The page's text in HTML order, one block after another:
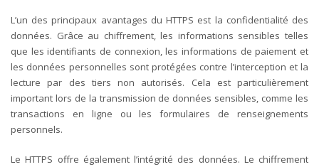
L’un des principaux avantages du HTTPS est la confidentialité des
données. Grâce au chiffrement, les informations sensibles telles
que les identifiants de connexion, les informations de paiement et
les données personnelles sont protégées contre l’interception et la
lecture par des tiers non autorisés. Cela est particulièrement
important lors de la transmission de données sensibles, comme les
transactions en ligne ou les formulaires de renseignements
personnels.
Le HTTPS offre également l’intégrité des données. Le chiffrement